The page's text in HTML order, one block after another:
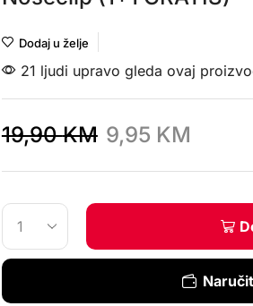
Dodaj u želje
21 ljudi upravo gleda ovaj
19,90KM 9,95 KM